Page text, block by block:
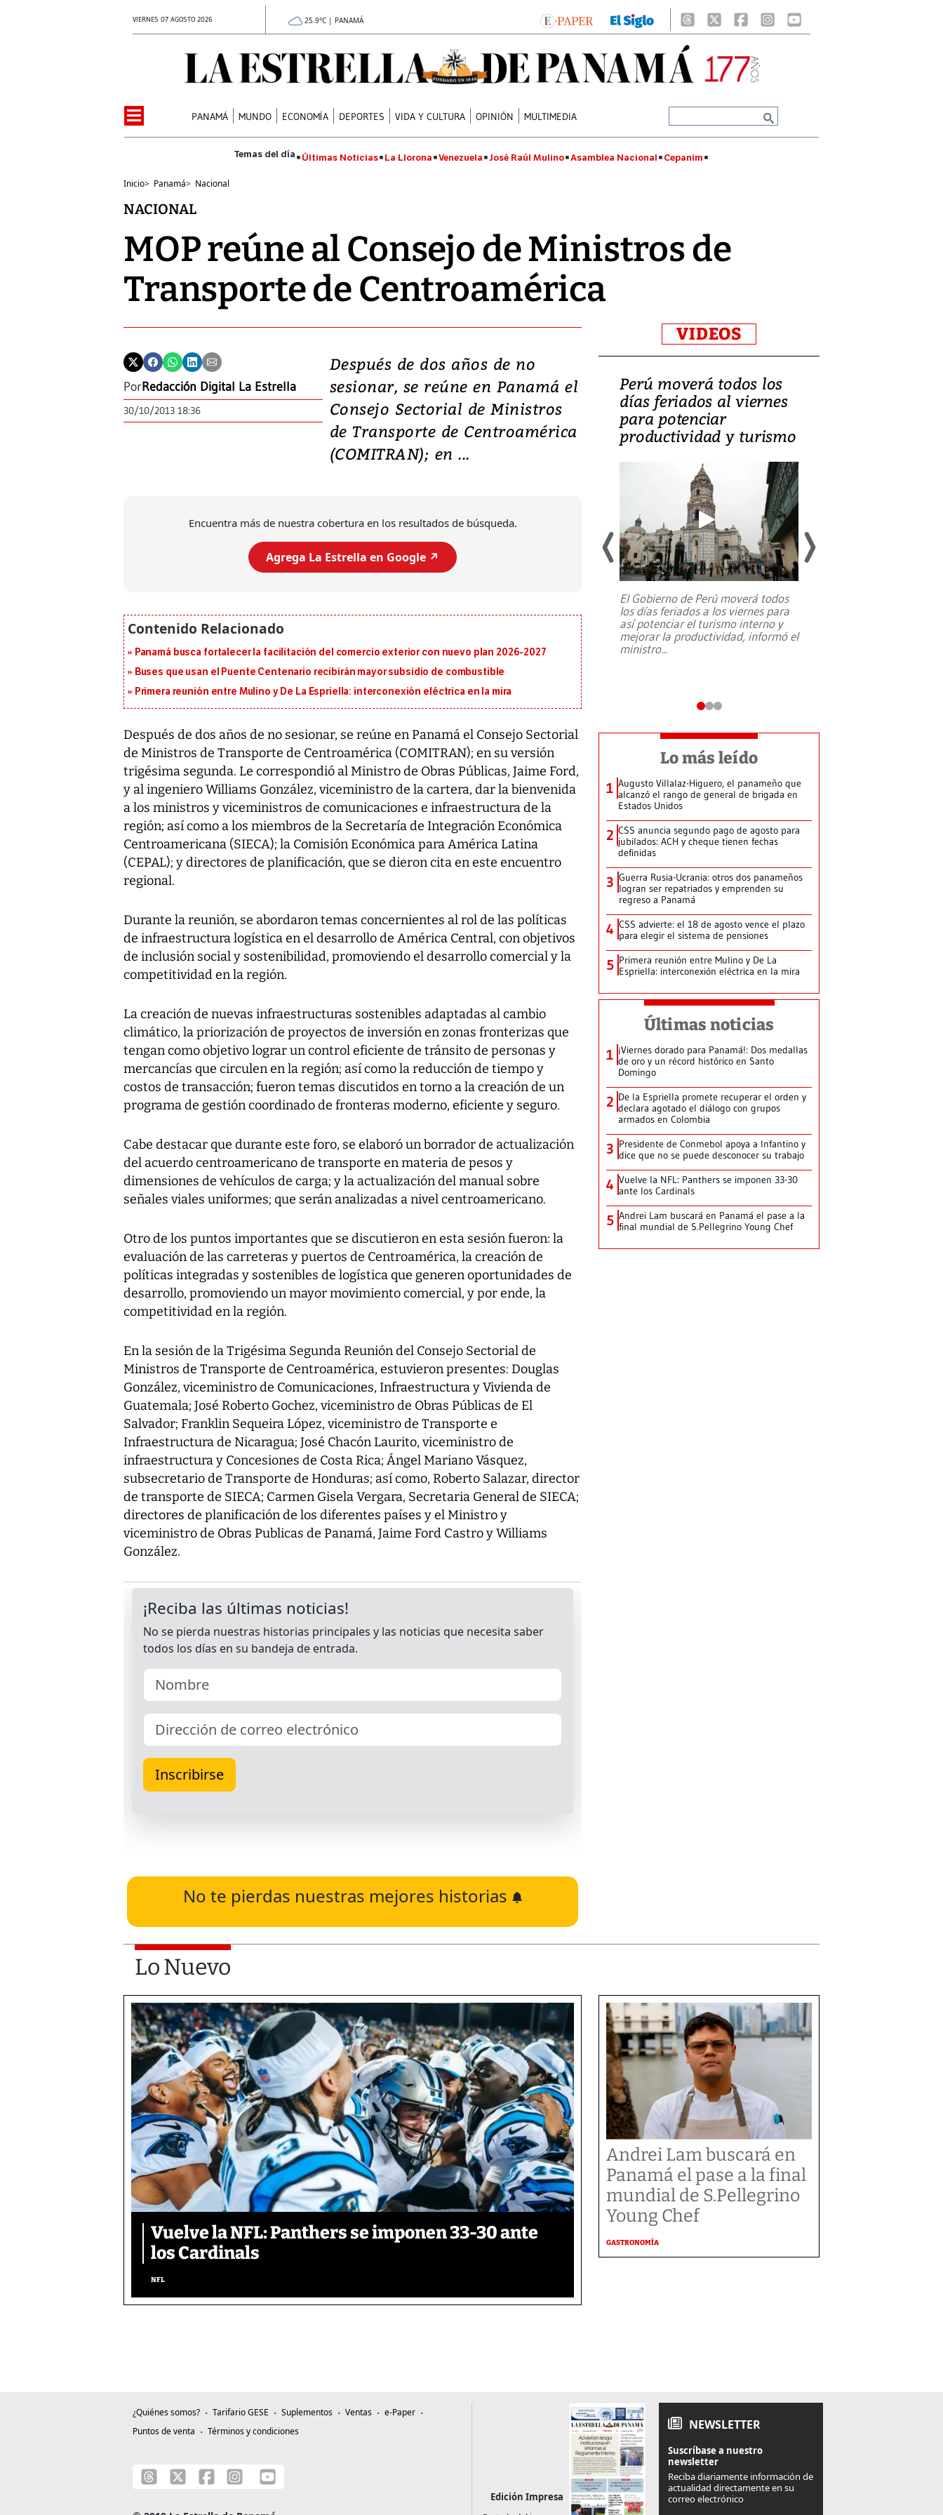
VIERNES 07 AGOSTO 2026 25.9°C | PANAMÁ
PANAMÁ MUNDO ECONOMÍA DEPORTES VIDA Y CULTURA OPINIÓN MULTIMEDIA
Últimas Noticias La Llorona Venezuela José Raúl Mulino Asamblea Nacional Cepanim
Inicio> Panamá> Nacional
NACIONAL
MOP reúne al Consejo de Ministros de
Transporte de Centroamérica
PorRedacción Digital La Estrella
30/10/2013 18:36
Después de dos años de no
sesionar, se reúne en Panamá el
Consejo Sectorial de Ministros
de Transporte de Centroamérica
(COMITRAN); en ...
Encuentra más de nuestra cobertura en los resultados de búsqueda.
Agrega La Estrella en Google ↗️
Panamá busca fortalecer la facilitación del comercio exterior con nuevo plan 2026-2027
Buses que usan el Puente Centenario recibirán mayor subsidio de combustible
Primera reunión entre Mulino y De La Espriella: interconexión eléctrica en la mira
Después de dos años de no sesionar, se reúne en Panamá el Consejo Sectorial
de Ministros de Transporte de Centroamérica (COMITRAN); en su versión
trigésima segunda. Le correspondió al Ministro de Obras Públicas, Jaime Ford,
y al ingeniero Williams González, viceministro de la cartera, dar la bienvenida
a los ministros y viceministros de comunicaciones e infraestructura de la
región; así como a los miembros de la Secretaría de Integración Económica
Centroamericana (SIECA); la Comisión Económica para América Latina
(CEPAL); y directores de planificación, que se dieron cita en este encuentro
regional.
Durante la reunión, se abordaron temas concernientes al rol de las políticas
de infraestructura logística en el desarrollo de América Central, con objetivos
de inclusión social y sostenibilidad, promoviendo el desarrollo comercial y la
competitividad en la región.
La creación de nuevas infraestructuras sostenibles adaptadas al cambio
climático, la priorización de proyectos de inversión en zonas fronterizas que
tengan como objetivo lograr un control eficiente de tránsito de personas y
mercancías que circulen en la región; así como la reducción de tiempo y
costos de transacción; fueron temas discutidos en torno a la creación de un
programa de gestión coordinado de fronteras moderno, eficiente y seguro.
Cabe destacar que durante este foro, se elaboró un borrador de actualización
del acuerdo centroamericano de transporte en materia de pesos y
dimensiones de vehículos de carga; y la actualización del manual sobre
señales viales uniformes; que serán analizadas a nivel centroamericano.
Otro de los puntos importantes que se discutieron en esta sesión fueron: la
evaluación de las carreteras y puertos de Centroamérica, la creación de
políticas integradas y sostenibles de logística que generen oportunidades de
desarrollo, promoviendo un mayor movimiento comercial, y por ende, la
competitividad en la región.
En la sesión de la Trigésima Segunda Reunión del Consejo Sectorial de
Ministros de Transporte de Centroamérica, estuvieron presentes: Douglas
González, viceministro de Comunicaciones, Infraestructura y Vivienda de
Guatemala; José Roberto Gochez, viceministro de Obras Públicas de El
Salvador; Franklin Sequeira López, viceministro de Transporte e
Infraestructura de Nicaragua; José Chacón Laurito, viceministro de
infraestructura y Concesiones de Costa Rica; Ángel Mariano Vásquez,
subsecretario de Transporte de Honduras; así como, Roberto Salazar, director
de transporte de SIECA; Carmen Gisela Vergara, Secretaria General de SIECA;
directores de planificación de los diferentes países y el Ministro y
viceministro de Obras Publicas de Panamá, Jaime Ford Castro y Williams
González.
No te pierdas nuestras mejores historias
VIDEOS
Video: Lula lanza su
candidatura con
promesas de inversión
en defensa, educación y
tierras raras
Entre recuerdos y escuetas
da Silva, oficializó este domingo su
candidatura...
Perú moverá todos los
días feriados al viernes
para potenciar
productividad y turismo
El Gobierno de Perú moverá todos
los días feriados a los viernes para
así potenciar el turismo interno y
mejorar la productividad, informó el
ministro...
Lo más leído
1 Augusto Villalaz-Higuero, el panameño que
alcanzó el rango de general de brigada en
Estados Unidos
2 CSS anuncia segundo pago de agosto para
jubilados: ACH y cheque tienen fechas
definidas
3 Guerra Rusia-Ucrania: otros dos panameños
logran ser repatriados y emprenden su
regreso a Panamá
4 CSS advierte: el 18 de agosto vence el plazo
para elegir el sistema de pensiones
5 Primera reunión entre Mulino y De La
Espriella: interconexión eléctrica en la mira
Últimas noticias
1 ¡Viernes dorado para Panamá!: Dos medallas
de oro y un récord histórico en Santo
Domingo
2 De la Espriella promete recuperar el orden y
declara agotado el diálogo con grupos
armados en Colombia
3 Presidente de Conmebol apoya a Infantino y
dice que no se puede desconocer su trabajo
4 Vuelve la NFL: Panthers se imponen 33-30
ante los Cardinals
5 Andrei Lam buscará en Panamá el pase a la
final mundial de S.Pellegrino Young Chef
Lo Nuevo
Vuelve la NFL: Panthers se imponen 33-30 ante
los Cardinals
NFL
Andrei Lam buscará en
Panamá el pase a la final
mundial de S.Pellegrino
Young Chef
GASTRONOMÍA
¿Quiénes somos? Tarifario GESE Suplementos Ventas
e-Paper
Puntos de venta
Términos y condiciones
Edición Impresa
NEWSLETTER
Suscríbase a nuestro
newsletter
Reciba diariamente información de
actualidad directamente en su
correo electrónico